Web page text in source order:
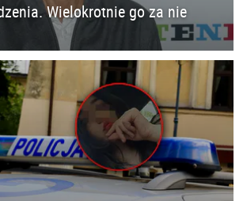
Wielokrotnie go za nie